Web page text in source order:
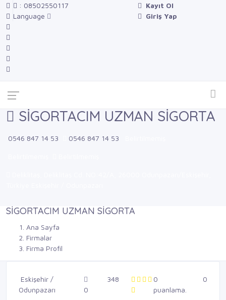
: 08502550117
Language
Kayıt Ol
Giriş Yap
SİGORTACIM UZMAN SİGORTA
0546 847 14 53 0546 847 14 53
SİGORTACIM UZMAN SİGORTA
Ana Sayfa
Firmalar
Firma Profil
Eskişehir /
Odunpazarı
0
348
0
puanlama.
0